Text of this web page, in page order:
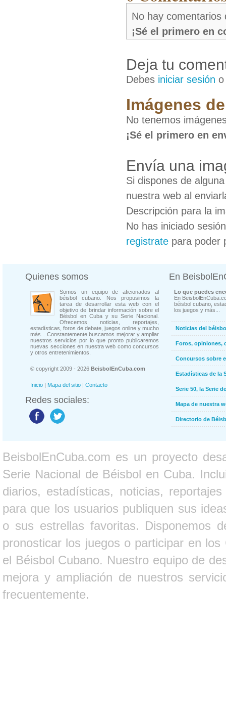
No hay comentarios
¡Sé el primero en
Deja tu
Debes iniciar sesión
Imágenes
No tenemos
¡Sé el primero en
Envía una
Si dispones de
nuestra web al
Descripción para la
No has iniciado
registrate para poder
Quienes somos
Somos un equipo de aficionados al
béisbol cubano. Nos propusimos la
tarea de desarrollar esta web con el
objetivo de brindar información sobre el
Béisbol en Cuba y su Serie Nacional.
Ofrecemos noticias, reportajes,
estadísticas, foros de debate, juegos online y mucho
más... Constantemente buscamos mejorar y ampliar
nuestros servicios por lo que pronto publicaremos
nuevas secciones en nuestra web como concursos
y otros entretenimientos.
© copyright 2009 - 2026 BeisbolEnCuba.com
Inicio | Mapa del sitio | Contacto
Redes sociales:
En
Lo que puedes
En
béisbol cubano,
los juegos y más...
Noticias del
Foros, opiniones,
Concursos sobre
Estadísticas de la
Serie 50, la Serie
Mapa de nuestra
Directorio de
BeisbolEnCuba.com es un proyecto
Serie Nacional de Béisbol en Cuba.
diarios, estadísticas, noticias,
para que los usuarios publiquen sus
o sus estrellas favoritas. Disponemos
pronosticar los juegos o participar en
el Béisbol Cubano. Nuestro equipo de
mejora y ampliación de nuestros
frecuentemente.